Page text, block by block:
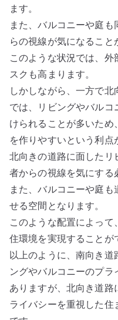
ます。
また、バルコニーや庭
らの視線が気になること
このような状況では、外
スクも高まります。
しかしながら、一方で
では、リビングやバル
けられることが多いた
を作りやすいという利点
北向きの道路に面した
者からの視線を気にする
また、バルコニーや庭
せる空間となります。
このような配置によっ
住環境を実現することが
以上のように、南向き
ングやバルコニーのプ
ありますが、北向き道
ライバシーを重視した